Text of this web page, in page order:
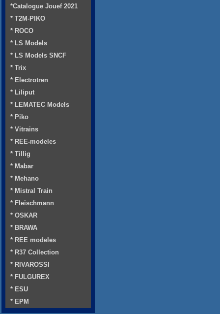
*Catalogue Jouef 2021
* T2M-PIKO
* ROCO
* LS Models
* LS Models SNCF
* Trix
* Electrotren
* Liliput
* LEMATEC Models
* Piko
* Vitrains
* REE-modeles
* Tillig
* Mabar
* Mehano
* Mistral Train
* Fleischmann
* OSKAR
* BRAWA
* REE modeles
* R37 Collection
* RIVAROSSI
* FULGUREX
* ESU
* EPM